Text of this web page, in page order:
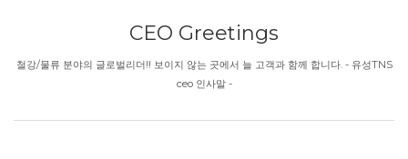
CEO Greetings
철강/물류 분야의 글로벌리더!! 보이지 않는 곳에서 늘 고객과 함께 합니다. - 유성TNS
ceo 인사말 -